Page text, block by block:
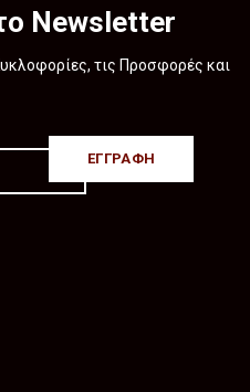
Newsletter
τις Προσφορές και